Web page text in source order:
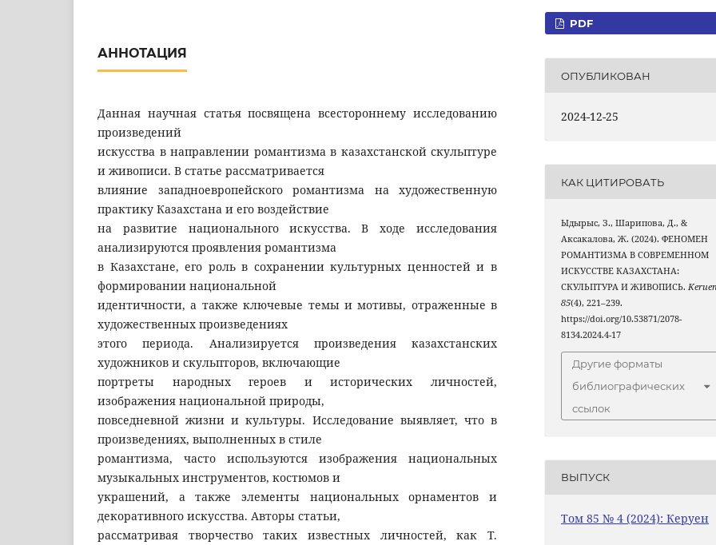
АННОТАЦИЯ
Данная научная статья посвящена всестороннему исследованию
произведений
искусства в направлении романтизма в казахстанской скульптуре
и живописи. В статье рассматривается
влияние западноевропейского романтизма на художественную
практику Казахстана и его воздействие
на развитие национального искусства. В ходе исследования
анализируются проявления романтизма
в Казахстане, его роль в сохранении культурных ценностей и в
формировании национальной
идентичности, а также ключевые темы и мотивы, отраженные в
художественных произведениях
этого периода. Анализируется произведения казахстанских
художников и скульпторов, включающие
портреты народных героев и исторических личностей,
изображения национальной природы,
повседневной жизни и культуры. Исследование выявляет, что в
произведениях, выполненных в стиле
романтизма, часто используются изображения национальных
музыкальных инструментов, костюмов и
украшений, а также элементы национальных орнаментов и
декоративного искусства. Авторы статьи,
рассматривая творчество таких известных личностей, как Т.
PDF
ОПУБЛИКОВАН
2024-12-25
КАК ЦИТИРОВАТЬ
Ыдырыс, З., Шарипова, Д., &
Аксакалова, Ж. (2024). ФЕНОМЕН
РОМАНТИЗМА В СОВРЕМЕННОМ
ИСКУССТВЕ КАЗАХСТАНА:
СКУЛЬПТУРА И ЖИВОПИСЬ.
85(4), 221–239.
https://doi.org/10.53871/2078-
8134.2024.4-17
Другие форматы
библиографических
ссылок
ВЫПУСК
Том 85 № 4 (2024): Керуен